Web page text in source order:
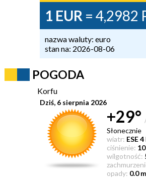
1 EUR = 4,2982
nazwa waluty: euro
stan na: 2026-08-06
POGODA
Korfu
Dziś, 6 sierpnia 2026
+29°
Słonecznie
wiatr: ESE
ciśnienie:
wilgotność:
opady: 0.0